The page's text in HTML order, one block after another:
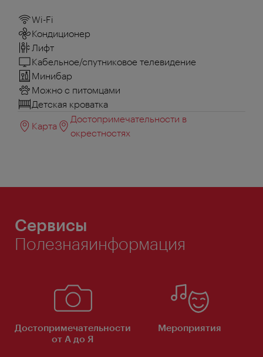
Wi-Fi
Кондиционер
Лифт
Кабельное/спутниковое телевидение
Минибар
Можно с питомцами
Детская кроватка
Карта
Достопримечательности в
окрестностях
Сервисы
Полезнаяинформация
Достопримечательности
от А до Я
Мероприятия